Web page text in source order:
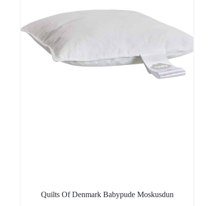
Quilts Of Denmark Babypude Moskusdun